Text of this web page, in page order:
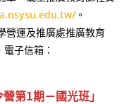
。
營運及推廣處推廣教育
子信箱：
第1期－國光班」